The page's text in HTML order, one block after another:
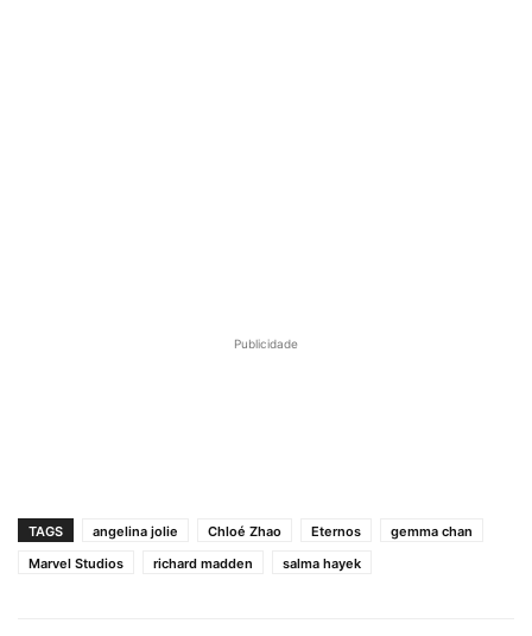
Publicidade
TAGS angelina jolie Chloé Zhao Eternos
gemma chan
Marvel Studios
richard madden salma hayek